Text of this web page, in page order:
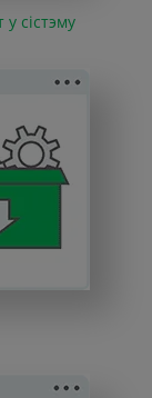
сістэму